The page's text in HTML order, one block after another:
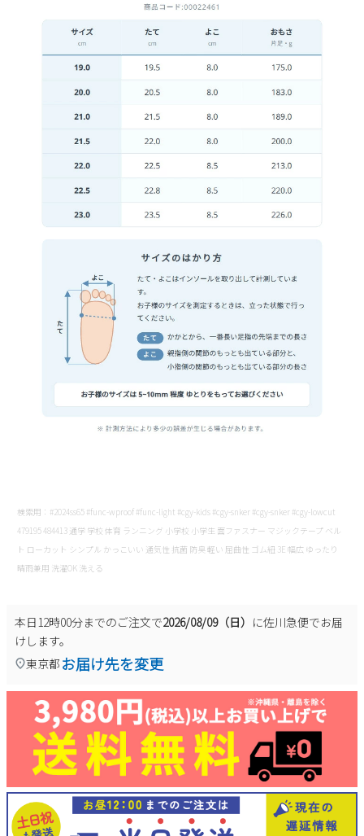
検索用：#2024ss65 #func-wproof #func-light #cgy-kids #cgy-snker #cgy-snker #cgy-lowcut
479195 484413 通学 学校 体育 ランニング 小学校 小学生 面ファスナー マジックテープ ベル
ト ローカット シンプル かっこいい 通気性 抗菌 防臭 軽い 屈曲性 ゴム紐 3E 幅広 ゆったり
晴雨兼用 洗濯OK 洗える
本日12時00分までのご注文で2026/08/09（日） に佐川急便でお届
けします。
東京都 お届け先を変更